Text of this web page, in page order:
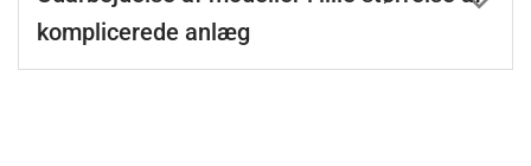
komplicerede anlæg